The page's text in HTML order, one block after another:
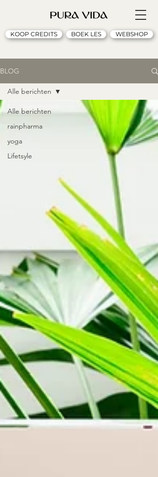
WEBSHOP
KOOP CREDITS BOEK LES
BLOG
Alle berichten
rainpharma
yoga
Lifetsyle
Alle berichten